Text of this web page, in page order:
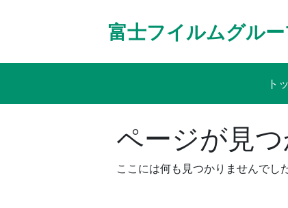
富士フイルムグル
ト
ページが見つ
ここには何も見つかりませんでした